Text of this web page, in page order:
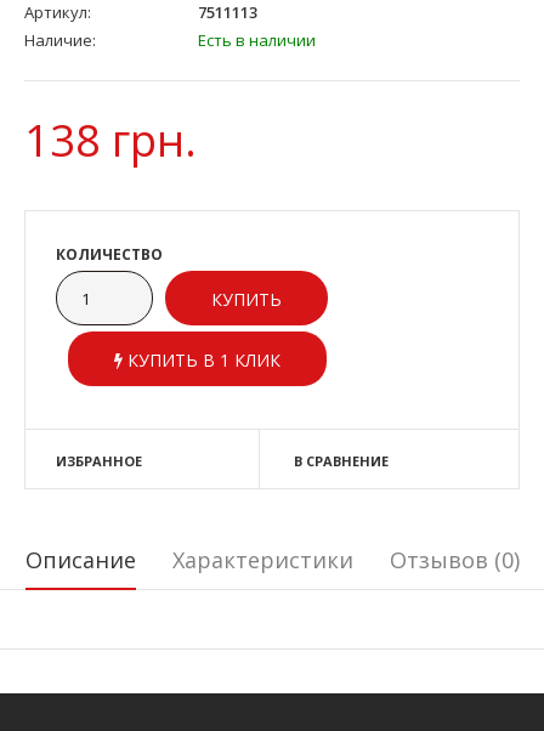
Артикул:
7511113
Наличие:
Есть в наличии
138 грн.
КОЛИЧЕСТВО
КУПИТЬ В 1 КЛИК
ИЗБРАННОЕ В СРАВНЕНИЕ
Описание Характеристики Отзывов (0)